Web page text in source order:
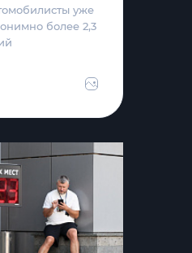
уже
более 2,3